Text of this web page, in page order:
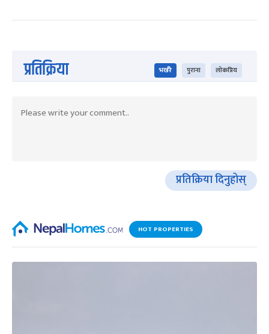
प्रतिक्रिया भर्खरै पुराना लोकप्रिय
प्रतिक्रिया दिनुहोस्
HOT PROPERTIES